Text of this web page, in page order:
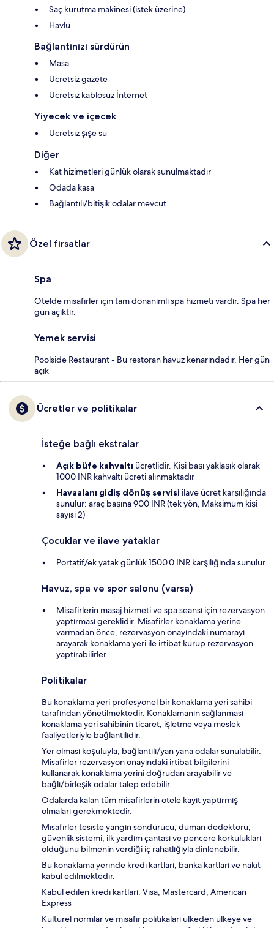
Saç kurutma makinesi (istek üzerine)
Havlu
Bağlantınızı sürdürün
Masa
Ücretsiz gazete
Ücretsiz kablosuz İnternet
Yiyecek ve içecek
Ücretsiz şişe su
Diğer
Kat hizimetleri günlük olarak sunulmaktadır
Odada kasa
Bağlantılı/bitişik odalar mevcut
Özel fırsatlar
Spa
Otelde misafirler için tam donanımlı spa hizmeti vardır. Spa her
gün açıktır.
Yemek servisi
Poolside Restaurant - Bu restoran havuz kenarındadır. Her gün
açık
Ücretler ve politikalar
İsteğe bağlı ekstralar
Açık büfe kahvaltı ücretlidir. Kişi başı yaklaşık olarak
1000 INR kahvaltı ücreti alınmaktadır
Havaalanı gidiş dönüş servisi ilave ücret karşılığında
sunulur: araç başına 900 INR (tek yön, Maksimum kişi
sayısı 2)
Çocuklar ve ilave yataklar
Portatif/ek yatak günlük 1500.0 INR karşılığında sunulur
Havuz, spa ve spor salonu (varsa)
Misafirlerin masaj hizmeti ve spa seansı için rezervasyon
yaptırması gereklidir. Misafirler konaklama yerine
varmadan önce, rezervasyon onayındaki numarayı
arayarak konaklama yeri ile irtibat kurup rezervasyon
yaptırabilirler
Politikalar
Bu konaklama yeri profesyonel bir konaklama yeri sahibi
tarafından yönetilmektedir. Konaklamanın sağlanması
konaklama yeri sahibinin ticaret, işletme veya meslek
faaliyetleriyle bağlantılıdır.
Yer olması koşuluyla, bağlantılı/yan yana odalar sunulabilir.
Misafirler rezervasyon onayındaki irtibat bilgilerini
kullanarak konaklama yerini doğrudan arayabilir ve
bağlı/birleşik odalar talep edebilir.
Odalarda kalan tüm misafirlerin otele kayıt yaptırmış
olmaları gerekmektedir.
Misafirler tesiste yangın söndürücü, duman dedektörü,
güvenlik sistemi, ilk yardım çantası ve pencere korkulukları
olduğunu bilmenin verdiği iç rahatlığıyla dinlenebilir.
Bu konaklama yerinde kredi kartları, banka kartları ve nakit
kabul edilmektedir.
Kabul edilen kredi kartları: Visa, Mastercard, American
Express
Kültürel normlar ve misafir politikaları ülkeden ülkeye ve